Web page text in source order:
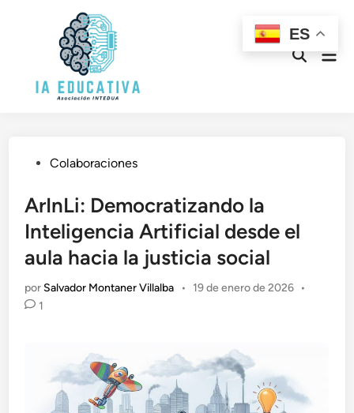
Abrir
Publicado
Colaboraciones
ArInLi: Democratizando la
Inteligencia Artificial desde el
aula hacia la justicia social
por Salvador Montaner Villalba • 19 de enero de 2026 •
1
ES